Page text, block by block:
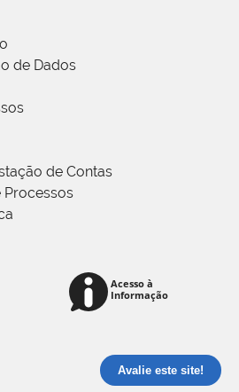
de Dados
de Contas
Processos
Avalie este site!